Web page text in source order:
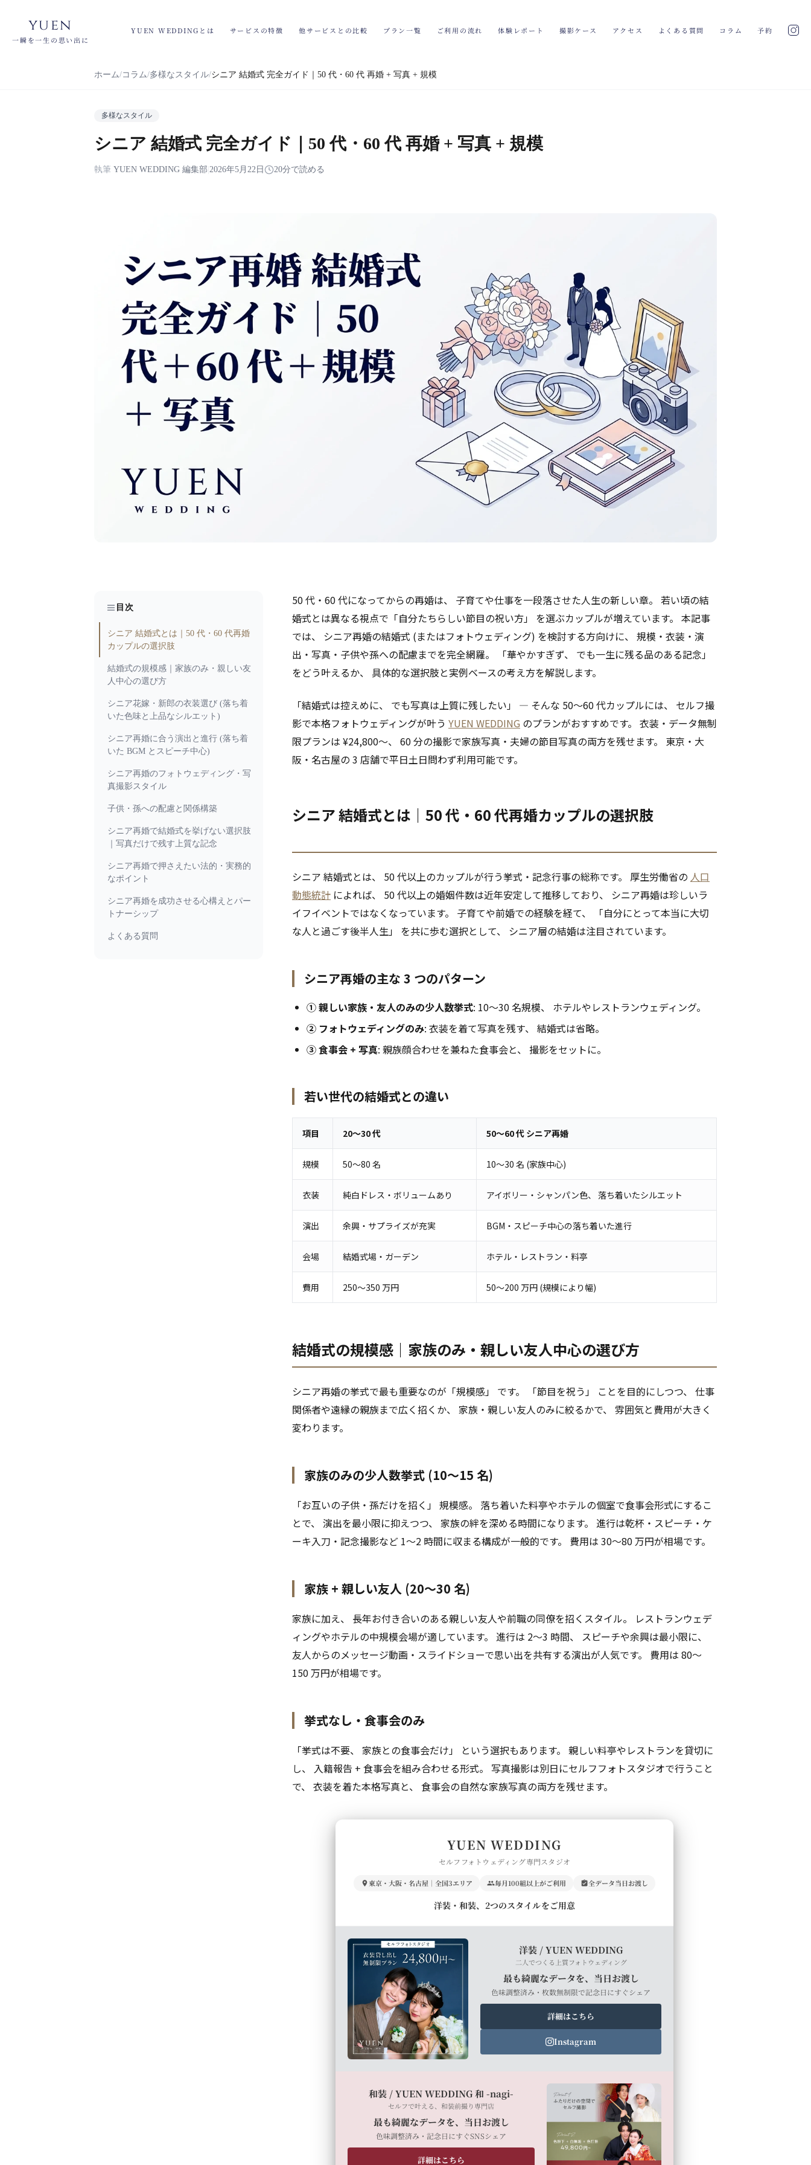
yuen
一瞬を一生の思い出に
YUEN WEDDINGとは サービスの特徴 他サービスとの比較 プラン一覧 ご利用の流れ 体験レポート 撮影ケース アクセス よくある質問 コラム 予約
ホーム コラム 多様なスタイル シニア 結婚式 完全ガイド｜50 代・60 代 再婚 + 写真 + 規模
多様なスタイル
シニア 結婚式 完全ガイド｜50 代・60 代 再婚 + 写真 + 規模
執筆 YUEN WEDDING 編集部 2026年5月22日 20分で読める
目次
シニア 結婚式とは｜50 代・60 代再婚
カップルの選択肢
結婚式の規模感｜家族のみ・親しい友
人中心の選び方
シニア花嫁・新郎の衣装選び (落ち着
いた色味と上品なシルエット)
シニア再婚に合う演出と進行 (落ち着
いた BGM とスピーチ中心)
シニア再婚のフォトウェディング・写
真撮影スタイル
子供・孫への配慮と関係構築
シニア再婚で結婚式を挙げない選択肢
｜写真だけで残す上質な記念
シニア再婚で押さえたい法的・実務的
なポイント
シニア再婚を成功させる心構えとパー
トナーシップ
よくある質問
50 代・60 代になってからの再婚は、 子育てや仕事を一段落させた人生の新しい章。 若い頃の結
婚式とは異なる視点で「自分たちらしい節目の祝い方」 を選ぶカップルが増えています。 本記事
では、 シニア再婚の結婚式 (またはフォトウェディング) を検討する方向けに、 規模・衣装・演
出・写真・子供や孫への配慮までを完全網羅。 「華やかすぎず、 でも一生に残る品のある記念」
をどう叶えるか、 具体的な選択肢と実例ベースの考え方を解説します。
「結婚式は控えめに、 でも写真は上質に残したい」 — そんな 50〜60 代カップルには、 セルフ撮
影で本格フォトウェディングが叶う YUEN WEDDING のプランがおすすめです。 衣装・データ無制
限プランは ¥24,800〜、 60 分の撮影で家族写真・夫婦の節目写真の両方を残せます。 東京・大
阪・名古屋の 3 店舗で平日土日問わず利用可能です。
シニア 結婚式とは｜50 代・60 代再婚カップルの選択肢
シニア 結婚式とは、 50 代以上のカップルが行う挙式・記念行事の総称です。 厚生労働省の 人口
動態統計 によれば、 50 代以上の婚姻件数は近年安定して推移しており、 シニア再婚は珍しいラ
イフイベントではなくなっています。 子育てや前婚での経験を経て、 「自分にとって本当に大切
な人と過ごす後半人生」 を共に歩む選択として、 シニア層の結婚は注目されています。
シニア再婚の主な 3 つのパターン
① 親しい家族・友人のみの少人数挙式: 10〜30 名規模、 ホテルやレストランウェディング。
② フォトウェディングのみ: 衣装を着て写真を残す、 結婚式は省略。
③ 食事会 + 写真: 親族顔合わせを兼ねた食事会と、 撮影をセットに。
若い世代の結婚式との違い
項目 20〜30 代 50〜60 代 シニア再婚
規模 50〜80 名 10〜30 名 (家族中心)
衣装 純白ドレス・ボリュームあり アイボリー・シャンパン色、 落ち着いたシルエット
演出 余興・サプライズが充実 BGM・スピーチ中心の落ち着いた進行
会場 結婚式場・ガーデン ホテル・レストラン・料亭
費用 250〜350 万円 50〜200 万円 (規模により幅)
結婚式の規模感｜家族のみ・親しい友人中心の選び方
シニア再婚の挙式で最も重要なのが「規模感」 です。 「節目を祝う」 ことを目的にしつつ、 仕事
関係者や遠縁の親族まで広く招くか、 家族・親しい友人のみに絞るかで、 雰囲気と費用が大きく
変わります。
家族のみの少人数挙式 (10〜15 名)
「お互いの子供・孫だけを招く」 規模感。 落ち着いた料亭やホテルの個室で食事会形式にするこ
とで、 演出を最小限に抑えつつ、 家族の絆を深める時間になります。 進行は乾杯・スピーチ・ケ
ーキ入刀・記念撮影など 1〜2 時間に収まる構成が一般的です。 費用は 30〜80 万円が相場です。
家族 + 親しい友人 (20〜30 名)
家族に加え、 長年お付き合いのある親しい友人や前職の同僚を招くスタイル。 レストランウェデ
ィングやホテルの中規模会場が適しています。 進行は 2〜3 時間、 スピーチや余興は最小限に、
友人からのメッセージ動画・スライドショーで思い出を共有する演出が人気です。 費用は 80〜
150 万円が相場です。
挙式なし・食事会のみ
「挙式は不要、 家族との食事会だけ」 という選択もあります。 親しい料亭やレストランを貸切に
し、 入籍報告 + 食事会を組み合わせる形式。 写真撮影は別日にセルフフォトスタジオで行うこと
で、 衣装を着た本格写真と、 食事会の自然な家族写真の両方を残せます。
YUEN WEDDING
セルフフォトウェディング専門スタジオ
東京・大阪・名古屋｜全国3エリア 毎月100組以上がご利用 全データ当日お渡し
洋装・和装、2つのスタイルをご用意
洋装 / YUEN WEDDING
二人でつくる上質フォトウェディング
最も綺麗なデータを、当日お渡し
色味調整済み・枚数無制限で記念日にすぐシェア
詳細はこちら
Instagram
和装 / YUEN WEDDING 和 -nagi-
セルフで叶える、和装前撮り専門店
最も綺麗なデータを、当日お渡し
色味調整済み・記念日にすぐSNSシェア
詳細はこちら